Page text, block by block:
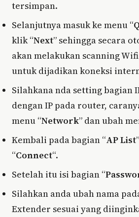
tersimpan.
Selanjutnya masuk ke menu “
klik “Next” sehingga secara
akan melakukan scanning
untuk dijadikan koneksi
Silahkana nda setting bagian
dengan IP pada router,
menu “Network” dan ubah
Kembali pada bagian “AP List
“Connect“.
Setelah itu isi bagian “
Silahkan anda ubah nama
Extender sesuai yang